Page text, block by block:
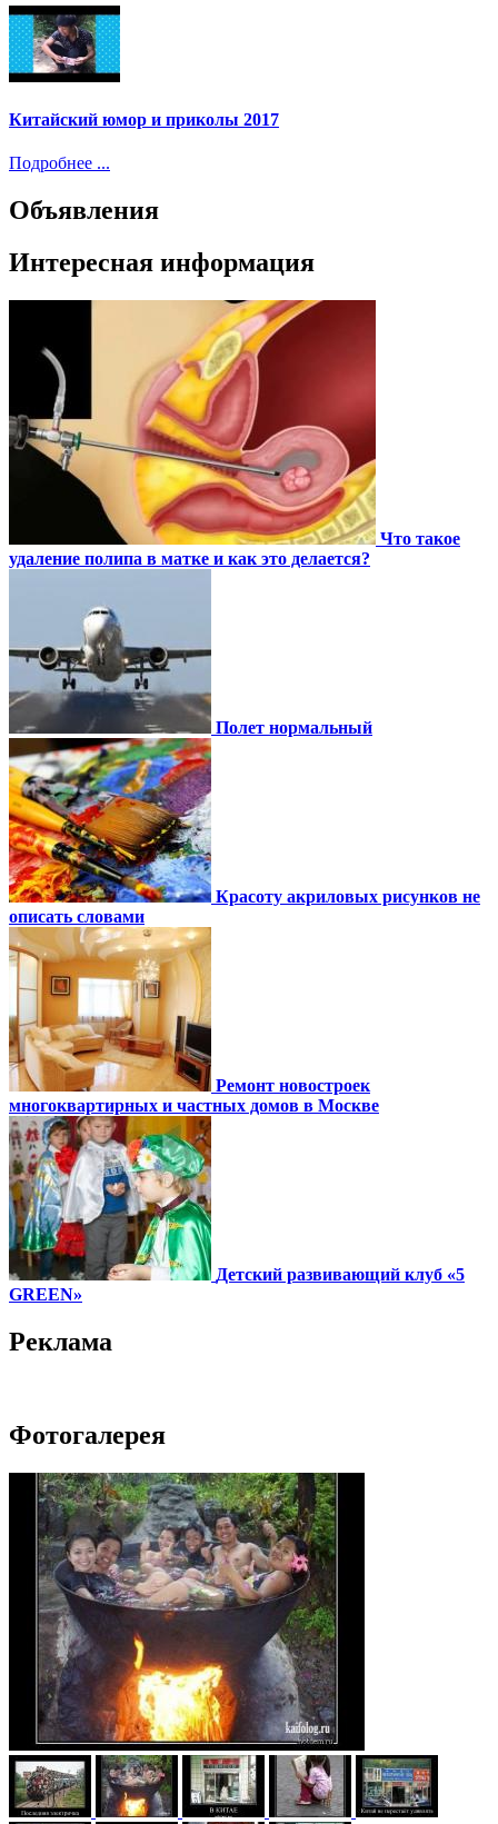
Китайский юмор и приколы 2017
Подробнее ...
Объявления
Интересная информация
Что такое
удаление полипа в матке и как это делается?
Полет нормальный
Красоту акриловых рисунков не
описать словами
Ремонт новостроек
многоквартирных и частных домов в Москве
Детский развивающий клуб «5
GREEN»
Реклама
Фотогалерея